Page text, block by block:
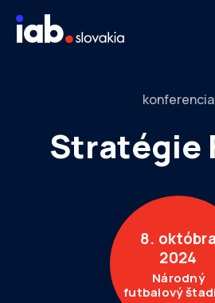
konferencia
Stratégie
8. októbra
2024
Národný
futbalový